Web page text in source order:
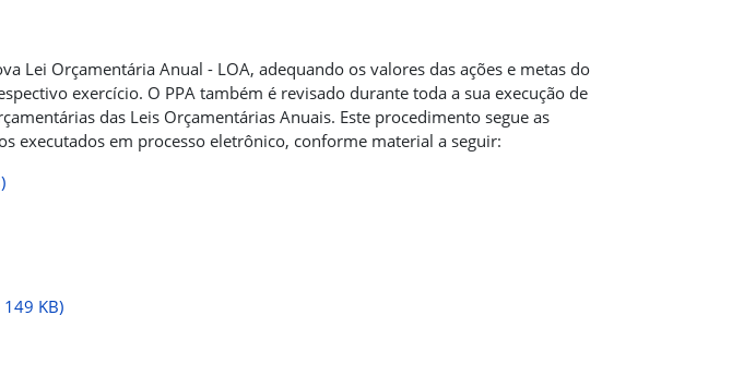
Lei Orçamentária Anual - LOA, adequando os valores das ações e metas do
exercício. O PPA também é revisado durante toda a sua execução de
das Leis Orçamentárias Anuais. Este procedimento segue as
executados em processo eletrônico, conforme material a seguir:
KB)